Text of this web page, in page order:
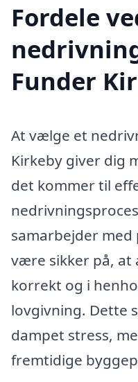
Fordele
Funder
At vælge et
Kirkeby giver dig
det kommer til
samarbejder med
være sikker på, at
korrekt og i
lovgivning. Dette
dampet stress,
fremtidige